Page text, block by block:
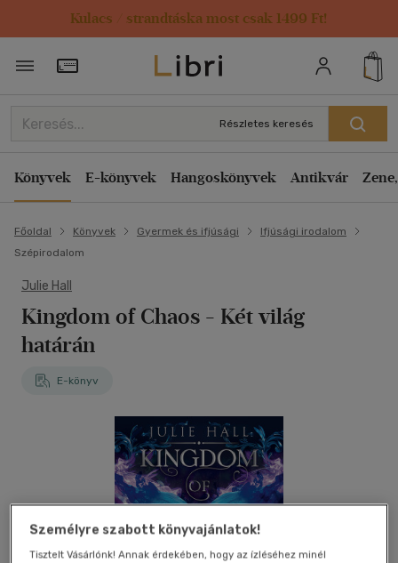
Kulacs / strandtáska most csak 1499 Ft!
Törzsvásárlói Kártya adatai
Részletes keresés
Könyvek E-könyvek Hangoskönyvek Antikvár
Főoldal Könyvek Gyermek és ifjúsági
Ifjúsági irodalom
Szépirodalom
Julie Hall
Kingdom of Chaos - Két világ
határán
E-könyv
Személyre szabott könyvajánlatok!
Tisztelt Vásárlónk! Annak érdekében, hogy az ízléséhez minél